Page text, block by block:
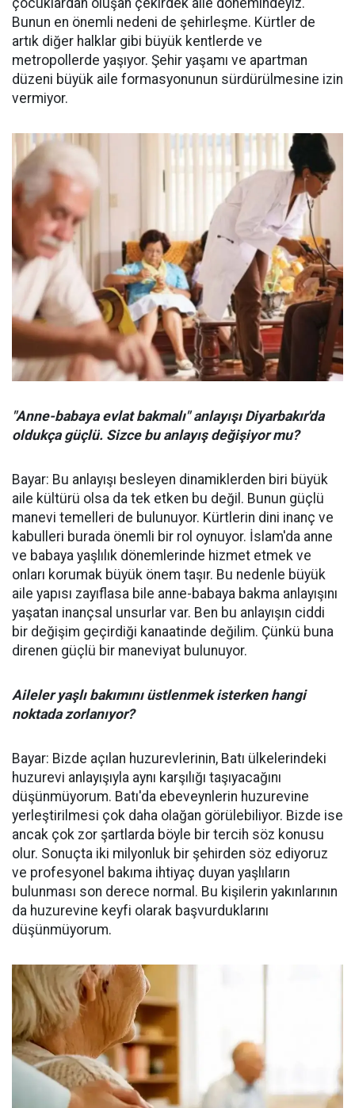
Bunun en önemli nedeni de şehirleşme. Kürtler de
artık diğer halklar gibi büyük kentlerde ve
metropollerde yaşıyor. Şehir yaşamı ve apartman
düzeni büyük aile formasyonunun sürdürülmesine izin
vermiyor.
"Anne-babaya evlat bakmalı" anlayışı Diyarbakır'da
oldukça güçlü. Sizce bu anlayış değişiyor mu?
Bayar: Bu anlayışı besleyen dinamiklerden biri büyük
aile kültürü olsa da tek etken bu değil. Bunun güçlü
manevi temelleri de bulunuyor. Kürtlerin dini inanç ve
kabulleri burada önemli bir rol oynuyor. İslam'da anne
ve babaya yaşlılık dönemlerinde hizmet etmek ve
onları korumak büyük önem taşır. Bu nedenle büyük
aile yapısı zayıflasa bile anne-babaya bakma anlayışını
yaşatan inançsal unsurlar var. Ben bu anlayışın ciddi
bir değişim geçirdiği kanaatinde değilim. Çünkü buna
direnen güçlü bir maneviyat bulunuyor.
Aileler yaşlı bakımını üstlenmek isterken hangi
noktada zorlanıyor?
Bayar: Bizde açılan huzurevlerinin, Batı ülkelerindeki
huzurevi anlayışıyla aynı karşılığı taşıyacağını
düşünmüyorum. Batı'da ebeveynlerin huzurevine
yerleştirilmesi çok daha olağan görülebiliyor. Bizde ise
ancak çok zor şartlarda böyle bir tercih söz konusu
olur. Sonuçta iki milyonluk bir şehirden söz ediyoruz
ve profesyonel bakıma ihtiyaç duyan yaşlıların
bulunması son derece normal. Bu kişilerin yakınlarının
da huzurevine keyfi olarak başvurduklarını
düşünmüyorum.